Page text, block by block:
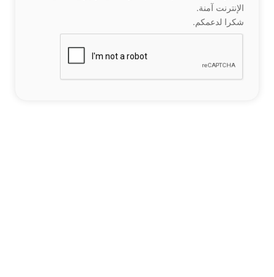
الإنترنت آمنة.
شكرا لدعمكم.